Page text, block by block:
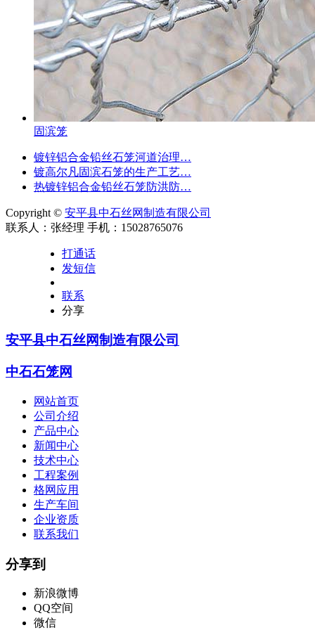
固滨笼
镀锌铝合金铅丝石笼河道治理…
镀高尔凡固滨石笼的生产工艺…
热镀锌铝合金铅丝石笼防洪防…
Copyright © 安平县中石丝网制造有限公司
联系人：张经理 手机：15028765076
打通话
发短信
联系
分享
安平县中石丝网制造有限公司
中石石笼网
网站首页
公司介绍
产品中心
新闻中心
技术中心
工程案例
格网应用
生产车间
企业资质
联系我们
分享到
新浪微博
QQ空间
微信